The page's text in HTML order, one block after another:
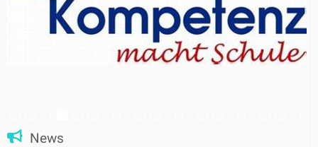
News